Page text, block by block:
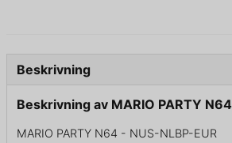
Beskrivning
Beskrivning av MARIO PARTY N64
MARIO PARTY N64 - NUS-NLBP-EUR